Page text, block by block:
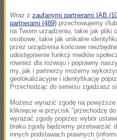
wyłącznie odbiorcom
zakłady i firmy mają
których można spalać
zatruwając przy tym
już natomiast kupować
niewielkich kotłowni. Tam
specjalnych urządzeń
odpadów zatruwa się
Wraz z zaufanymi partnerami IAB
partnerami (489) przechowujemy i/
na Twoim urządzeniu, takie jak pliki
osobowe, takie jak unikalne
przez urządzenia końcowe
udostępnienie funkcji mediów
również dla rozwoju i poprawny
my, jak i partnerzy możemy
geolokalizacyjne i identyfikację
Przechodząc do serwisu zgadzasz
Możesz wyrazić zgodę na
kliknięcie w przycisk "przechodzę
wyrażać zgody poprzez wybór
braku zgody będziemy przetwarzać
innych podstawach prawnych